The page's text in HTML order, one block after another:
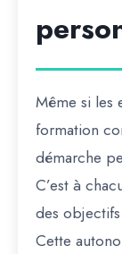
Même si les
formation
démarche
C’est à
des
Cette